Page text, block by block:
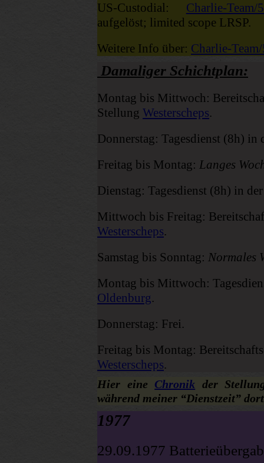
US-Custodial: Charlie-
aufgelöst; limited scope LRSP.
Weitere Info über: Charlie-
Damaliger Schichtplan:
Montag bis Mittwoch:
Stellung Westerscheps.
Donnerstag: Tagesdienst (8h) in
Freitag bis Montag: Langes
Dienstag: Tagesdienst (8h) in
Mittwoch bis Freitag:
Westerscheps.
Samstag bis Sonntag: Normales
Montag bis Mittwoch:
Oldenburg.
Donnerstag: Frei.
Freitag bis Montag:
Westerscheps.
Hier eine Chronik der
während meiner “Dienstzeit”
1977
29.09.1977